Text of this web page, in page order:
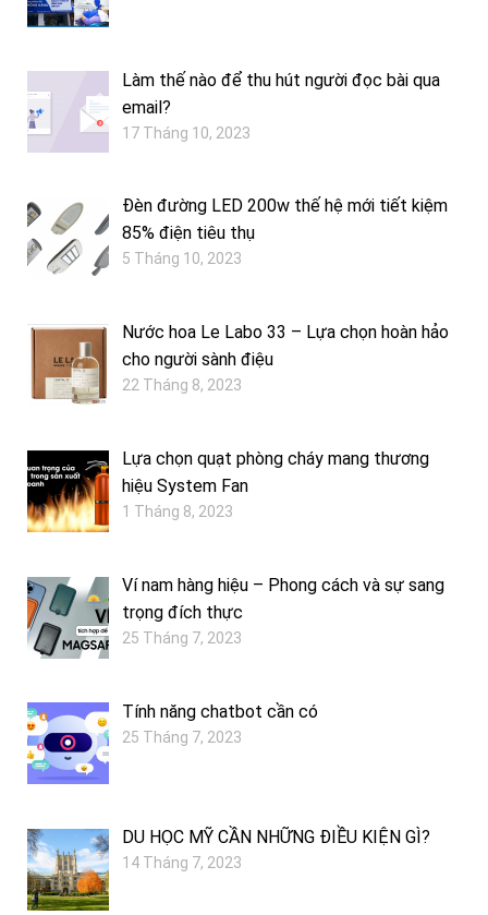
Làm thế nào để thu hút người đọc bài qua
email?
17 Tháng 10, 2023
Đèn đường LED 200w thế hệ mới tiết kiệm
85% điện tiêu thụ
5 Tháng 10, 2023
Nước hoa Le Labo 33 – Lựa chọn hoàn hảo
cho người sành điệu
22 Tháng 8, 2023
Lựa chọn quạt phòng cháy mang thương
hiệu System Fan
1 Tháng 8, 2023
Ví nam hàng hiệu – Phong cách và sự sang
trọng đích thực
25 Tháng 7, 2023
Tính năng chatbot cần có
25 Tháng 7, 2023
DU HỌC MỸ CẦN NHỮNG ĐIỀU KIỆN GÌ?
14 Tháng 7, 2023